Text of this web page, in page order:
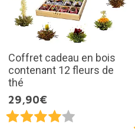
Coffret cadeau en bois
contenant 12 fleurs de
thé
29,90€